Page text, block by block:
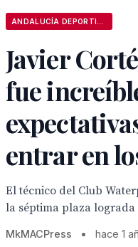
Javier
fue
entrar en
El técnico del Club
la séptima plaza
MkMACPress • hace 1